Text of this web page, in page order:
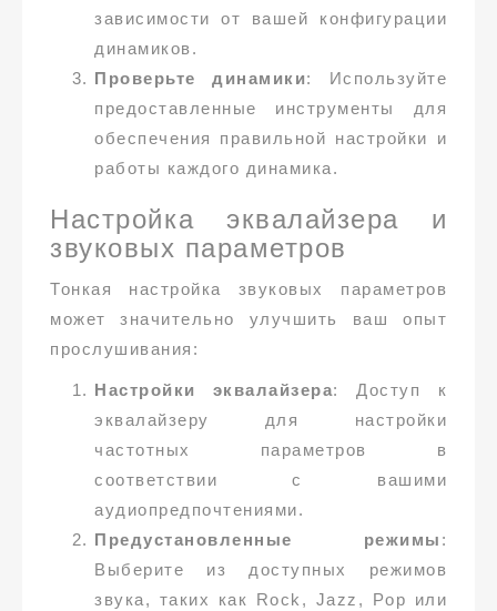
зависимости от вашей конфигурации
динамиков.
Проверьте динамики: Используйте
предоставленные инструменты для
обеспечения правильной настройки и
работы каждого динамика.
Настройка эквалайзера и
звуковых параметров
Тонкая настройка звуковых параметров
может значительно улучшить ваш опыт
прослушивания:
Настройки эквалайзера: Доступ к
эквалайзеру для настройки
частотных параметров в
соответствии с вашими
аудиопредпочтениями.
Предустановленные режимы :
Выберите из доступных режимов
звука, таких как Rock, Jazz, Pop или